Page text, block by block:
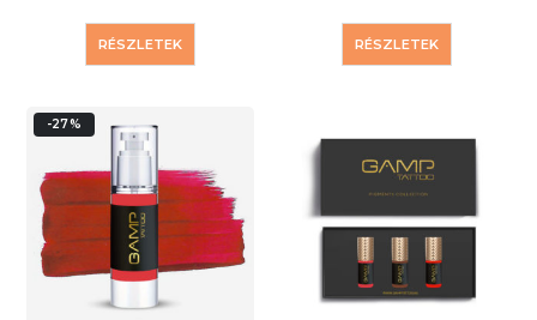
RÉSZLETEK RÉSZLETEK
-27%